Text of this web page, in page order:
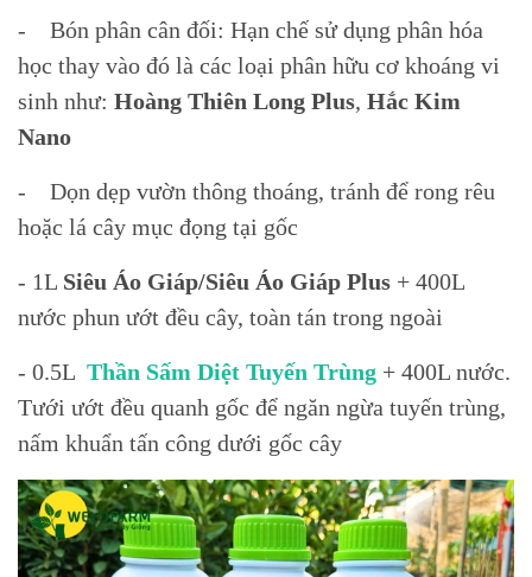
- Bón phân cân đối: Hạn chế sử dụng phân hóa
học thay vào đó là các loại phân hữu cơ khoáng vi
sinh như: Hoàng Thiên Long Plus, Hắc Kim
Nano
- Dọn dẹp vườn thông thoáng, tránh để rong rêu
hoặc lá cây mục đọng tại gốc
- 1L Siêu Áo Giáp/Siêu Áo Giáp Plus + 400L
nước phun ướt đều cây, toàn tán trong ngoài
- 0.5L Thần Sấm Diệt Tuyến Trùng + 400L nước.
Tưới ướt đều quanh gốc để ngăn ngừa tuyến trùng,
nấm khuẩn tấn công dưới gốc cây